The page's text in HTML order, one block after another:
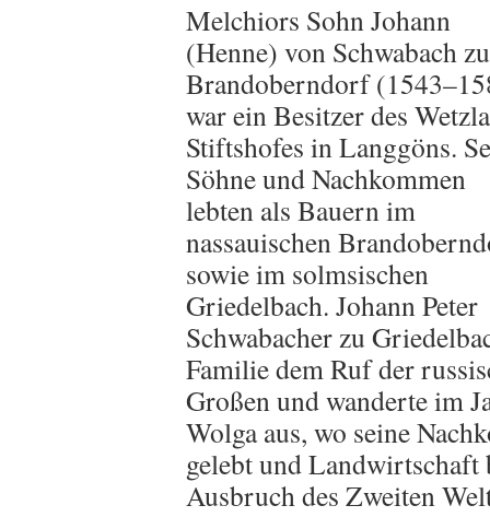
Melchiors Sohn Johann
(Henne) von Schwabach zu
Brandoberndorf
war ein Besitzer des
Stiftshofes in Langgöns.
Söhne und Nachkommen
lebten als Bauern im
nassauischen
sowie im solmsischen
Griedelbach. Johann Peter
Schwabacher zu
Familie dem Ruf der
Großen und wanderte im
Wolga aus, wo seine
gelebt und Landwirtschaft
Ausbruch des Zweiten